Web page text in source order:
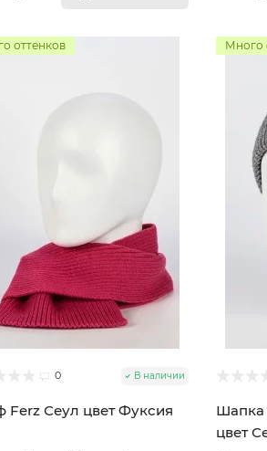
оттенков
0 В наличии
Ferz Сеул цвет Фуксия
Много
Шапка
цвет